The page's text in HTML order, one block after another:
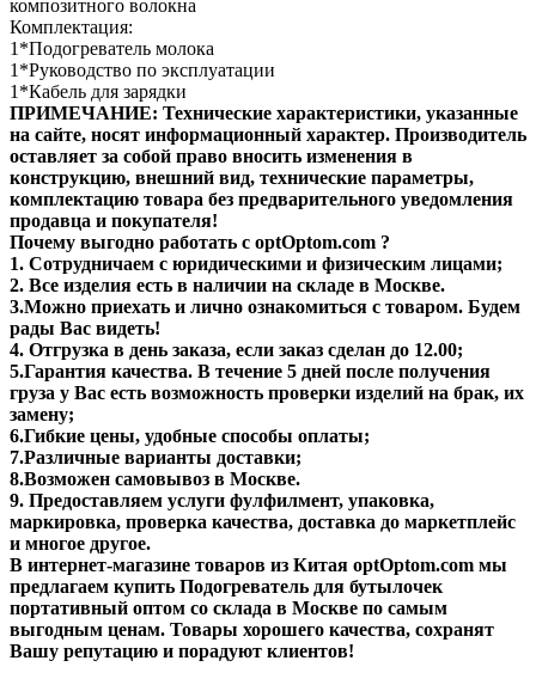
композитного волокна
Комплектация:
1*Подогреватель молока
1*Руководство по эксплуатации
1*Кабель для зарядки
ПРИМЕЧАНИЕ: Технические характеристики, указанные
на сайте, носят информационный характер. Производитель
оставляет за собой право вносить изменения в
конструкцию, внешний вид, технические параметры,
комплектацию товара без предварительного уведомления
продавца и покупателя!
Почему выгодно работать с optOptom.com ?
1. Сотрудничаем с юридическими и физическим лицами;
2. Все изделия есть в наличии на складе в Москве.
3.Можно приехать и лично ознакомиться с товаром. Будем
рады Вас видеть!
4. Отгрузка в день заказа, если заказ сделан до 12.00;
5.Гарантия качества. В течение 5 дней после получения
груза у Вас есть возможность проверки изделий на брак, их
замену;
6.Гибкие цены, удобные способы оплаты;
7.Различные варианты доставки;
8.Возможен самовывоз в Москве.
9. Предоставляем услуги фулфилмент, упаковка,
маркировка, проверка качества, доставка до маркетплейс
и многое другое.
В интернет-магазине товаров из Китая optOptom.com мы
предлагаем купить Подогреватель для бутылочек
портативный оптом со склада в Москве по самым
выгодным ценам. Товары хорошего качества, сохранят
Вашу репутацию и порадуют клиентов!